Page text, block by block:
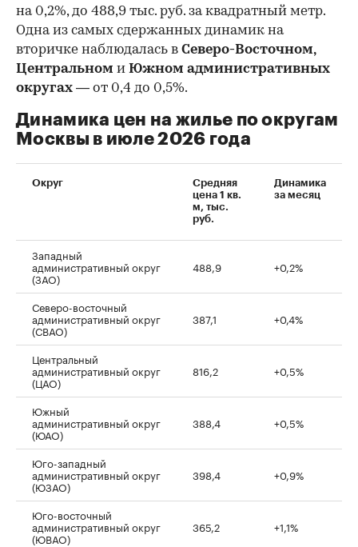
на 0,2%, до 488,9 тыс. руб. за квадратный метр.
Одна из самых сдержанных динамик на
вторичке наблюдалась в Северо-Восточном,
Центральном и Южном административных
округах — от 0,4 до 0,5%.
Динамика цен на жилье по округам
Москвы в июле 2026 года
Округ
Средняя
цена 1 кв.
м, тыс.
руб.
Динамика
за месяц
Западный
административный округ
(ЗАО)
488,9 +0,2%
Северо-восточный
административный округ
(СВАО)
387,1 +0,4%
Центральный
административный округ
(ЦАО)
816,2 +0,5%
Южный
административный округ
(ЮАО)
388,4 +0,5%
Юго-западный
административный округ
(ЮЗАО)
398,4 +0,9%
Юго-восточный
административный округ
(ЮВАО)
365,2 +1,1%